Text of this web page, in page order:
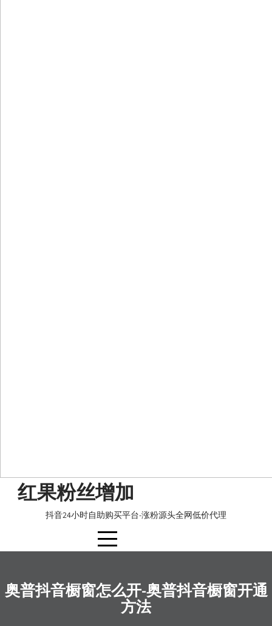
红果粉丝增加
抖音24小时自助购买平台-涨粉源头全网低价代理
奥普抖音橱窗怎么开-奥普抖音橱窗开通
方法